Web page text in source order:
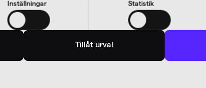
Inställningar Statistik
Tillåt urval